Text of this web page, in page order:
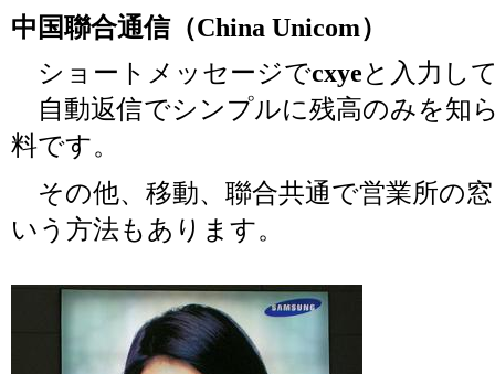
中国聯合通信（China Unicom）
ショートメッセージでcxyeと入力し
自動返信でシンプルに残高のみを知
料です。
その他、移動、聯合共通で営業所の
いう方法もあります。